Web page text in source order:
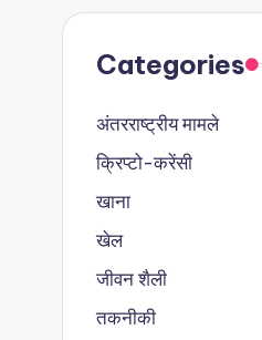
Categories
अंतरराष्ट्रीय मामले
क्रिप्टो-करेंसी
खाना
खेल
जीवन शैली
तकनीकी